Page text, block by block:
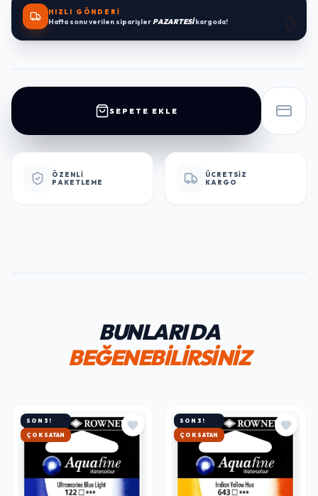
HIZLI GÖNDERİ
Hafta sonu verilen siparişler PAZARTESİkargoda!
SEPETE EKLE
ÖZENLI
PAKETLEME
ÜCRETSIZ
KARGO
BUNLARI DA
BEĞENEBİLİRSİNİZ
SON 3!
ÇOK SATAN
SON 3!
ÇOK SATAN